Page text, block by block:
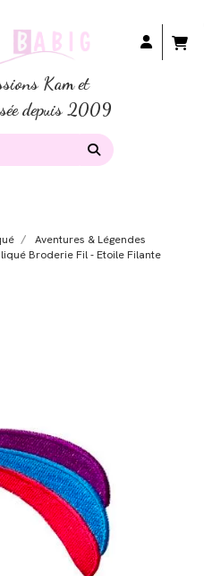
Kam et
depuis 2009
Aventures & Légendes
Broderie Fil - Etoile Filante